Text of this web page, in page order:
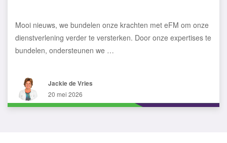
Mooi nieuws, we bundelen onze krachten met eFM om onze
dienstverlening verder te versterken. Door onze expertises te
bundelen, ondersteunen we …
Jackie de Vries
20 mei 2026